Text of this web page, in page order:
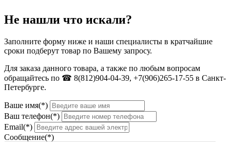
Не нашли что искали?
Заполните форму ниже и наши специалисты в кратчайшие
сроки подберут товар по Вашему запросу.
Для заказа данного товара, а также по любым вопросам
обращайтесь по ☎ 8(812)904-04-39, +7(906)265-17-55 в Санкт-
Петербурге.
Ваше имя(*)
Ваш телефон(*)
Email(*)
Сообщение(*)